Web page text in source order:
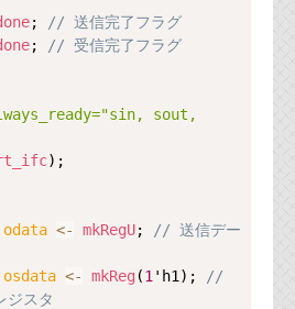
;
// 送信完了フラグ
;
// 受信完了フラグ
sout,
);
odata <- mkRegU;
// 送信デー
osdata <- mkReg (1 'h1);
//
ジスタ